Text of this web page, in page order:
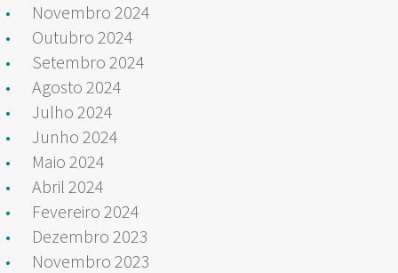
Novembro 2024
Outubro 2024
Setembro 2024
Agosto 2024
Julho 2024
Junho 2024
Maio 2024
Abril 2024
Fevereiro 2024
Dezembro 2023
Novembro 2023